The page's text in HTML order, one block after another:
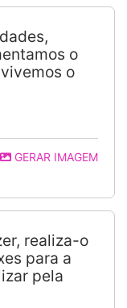
o
o
GERAR IMAGEM
realiza-o
para a
pela